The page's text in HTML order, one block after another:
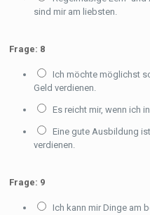
sind mir am liebsten.
Frage: 8
Ich möchte möglichst
Geld verdienen.
Es reicht mir, wenn ich
Eine gute Ausbildung
verdienen.
Frage: 9
Ich kann mir Dinge am